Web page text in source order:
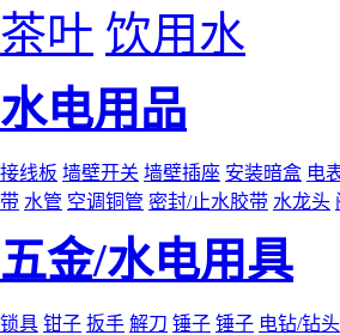
茶叶 饮用水
水电用品
接线板 墙壁开关 墙壁插座 安装暗盒 电
带 水管 空调铜管 密封/止水胶带 水龙头
五金/水电用具
锁具 钳子 扳手 解刀 锤子 锤子 电钻/钻头